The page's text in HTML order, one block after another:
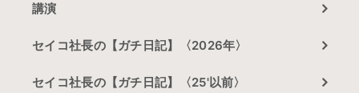
講演
セイコ社長の【ガチ日記】〈2026年〉
セイコ社長の【ガチ日記】〈25'以前〉